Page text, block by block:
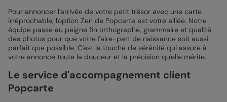
Pour annoncer l'arrivée de votre petit trésor avec une carte
irréprochable, l'option Zen de Popcarte est votre alliée. Notre
équipe passe au peigne fin orthographe, grammaire et qualité
des photos pour que votre faire-part de naissance soit aussi
parfait que possible. C'est la touche de sérénité qui assure à
votre annonce toute la douceur et la précision qu'elle mérite.
Le service d'accompagnement client
Popcarte